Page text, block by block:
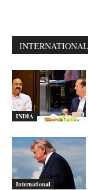
INTERNATIONAL
INDIA
International